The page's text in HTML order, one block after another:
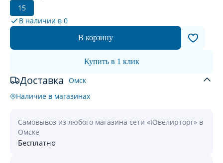
15
В наличии в 0
В корзину
Купить в 1 клик
Доставка Омск
Наличие в магазинах
Самовывоз из любого магазина сети «Ювелирторг» в
Омске
Бесплатно